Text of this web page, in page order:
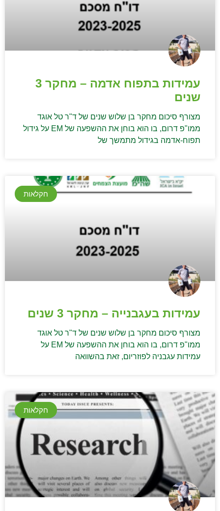
עמידות בתפוח אדמה – מחקר 3
שנים
מצורף סיכום מחקר בן שלוש שנים של ד"ר טל אוגד
ממו"פ דרום, בו הוא בוחן את ההשפעה של EM על גידול
תפוח-אדמה בגידול מתמשך של
חקלאות
עמידות בעגבנייה – מחקר 3 שנים
מצורף סיכום מחקר בן שלוש שנים של ד"ר טל אוגד
ממו"פ דרום, בו הוא בוחן את ההשפעה של EM על
עמידות עגבניה לפוזריום, זאת בהשוואה
חקלאות